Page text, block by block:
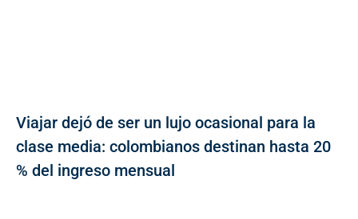
Viajar dejó de ser un lujo ocasional para la
clase media: colombianos destinan hasta 20
% del ingreso mensual